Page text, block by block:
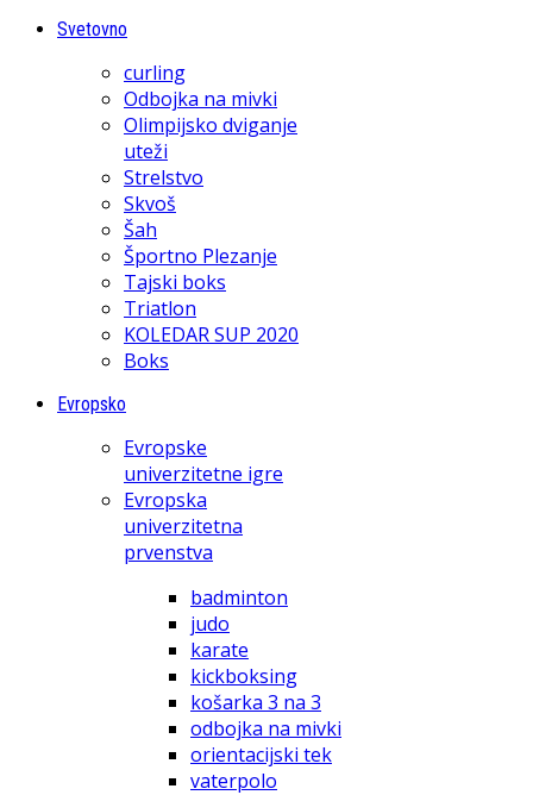
Svetovno
curling
Odbojka na mivki
Olimpijsko dviganje
uteži
Strelstvo
Skvoš
Šah
Športno Plezanje
Tajski boks
Triatlon
KOLEDAR SUP 2020
Boks
Evropsko
Evropske
univerzitetne igre
Evropska
univerzitetna
prvenstva
badminton
judo
karate
kickboksing
košarka 3 na 3
odbojka na mivki
orientacijski tek
vaterpolo